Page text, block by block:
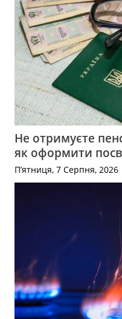
Не отримуєте
як оформити
П’ятниця, 7 Серпня, 2026